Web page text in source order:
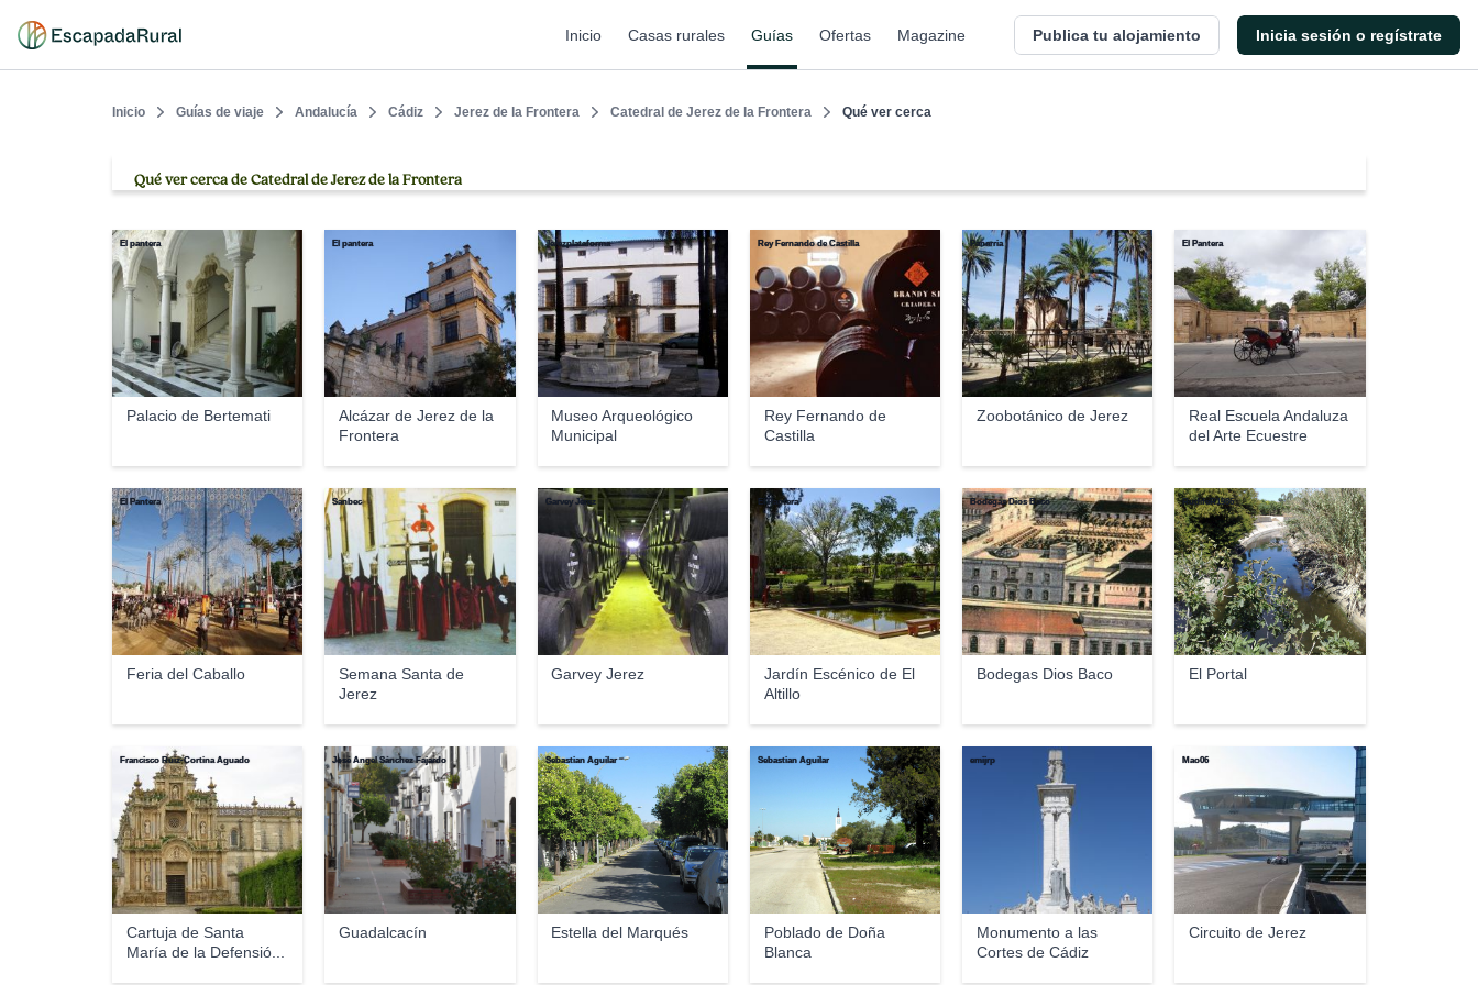
Inicio Casas rurales Guías Ofertas Magazine Publica tu alojamiento Inicia sesión o regístrate
Inicio Guías de viaje Andalucía Cádiz Jerez de la Frontera Catedral de Jerez de la Frontera Qué ver cerca
Qué ver cerca de Catedral de Jerez de la Frontera
Palacio de Bertemati
El pantera
Alcázar de Jerez de la
Frontera
El pantera
Museo Arqueológico
Municipal
Jerezplataforma
Rey Fernando de
Castilla
Rey Fernando de Castilla
Zoobotánico de Jerez
Panarria
Real Escuela Andaluza
del Arte Ecuestre
El Pantera
Feria del Caballo
El Pantera
Semana Santa de
Jerez
Sanbec
Garvey Jerez
Garvey Jerez
Jardín Escénico de El
Altillo
El Pantera
Bodegas Dios Baco
Bodegas Dios Baco
El Portal
RudifeR1986
Cartuja de Santa
María de la Defensió...
Francisco Ruiz-Cortina Aguado
Guadalcacín
José Ángel Sánchez Fajardo
Estella del Marqués
Sebastian Aguilar
Poblado de Doña
Blanca
Sebastian Aguilar
Monumento a las
Cortes de Cádiz
emijrp
Circuito de Jerez
Mao06